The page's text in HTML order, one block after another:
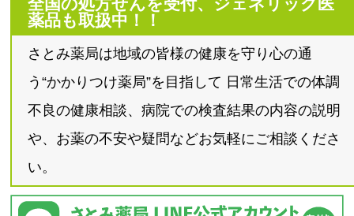
薬品も取扱中！！
さとみ薬局は地域の皆様の健康を守り心の通
う“かかりつけ薬局”を目指して 日常生活での体調
不良の健康相談、病院での検査結果の内容の説明
や、お薬の不安や疑問などお気軽にご相談くださ
い。